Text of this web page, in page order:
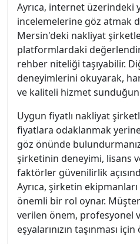
Ayrıca, internet üzerindeki
incelemelerine göz atmak
Mersin'deki nakliyat
platformlardaki
rehber niteliği taşıyabilir.
deneyimlerini okuyarak,
ve kaliteli hizmet
Uygun fiyatlı nakliyat
fiyatlara odaklanmak
göz önünde
şirketinin deneyimi, lisans
faktörler güvenilirlik
Ayrıca, şirketin
önemli bir rol oynar.
verilen önem, profesyonel
eşyalarınızın taşınması